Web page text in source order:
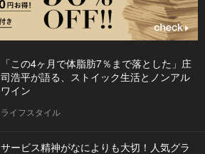
「この4ヶ月で体脂肪7％まで落とした」庄
司浩平が語る、ストイック生活とノンアル
ワイン
ライフスタイル
サービス精神がなによりも大切！人気グラ